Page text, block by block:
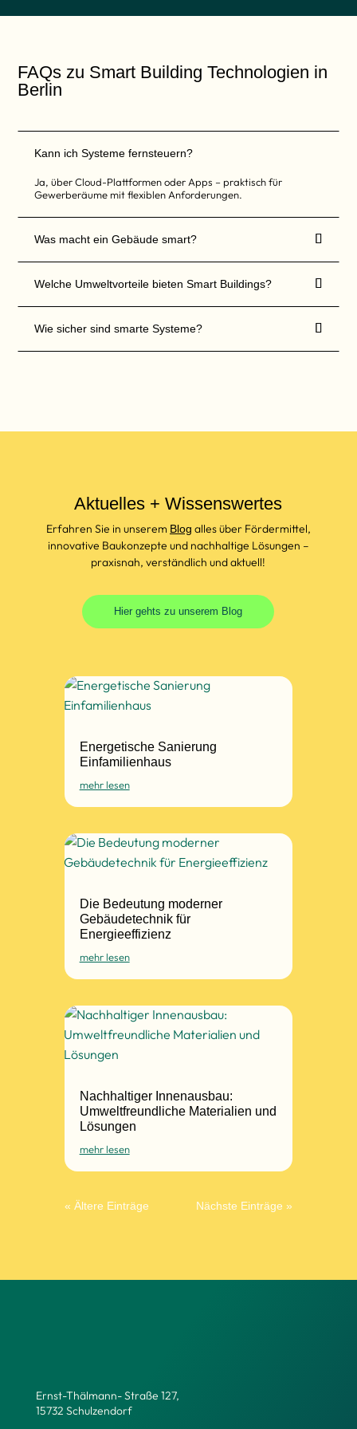
l
l
t
i
h
a
u
s
f
l
t
e
d
n
FAQs zu Smart Building Technologien in
Berlin
Kann ich Systeme fernsteuern?
Ja, über Cloud-Plattformen oder Apps – praktisch für
Gewerberäume mit flexiblen Anforderungen.

Was macht ein Gebäude smart?

Welche Umweltvorteile bieten Smart Buildings?

Wie sicher sind smarte Systeme?
Aktuelles + Wissenswertes
Erfahren Sie in unserem Blog alles über Fördermittel,
innovative Baukonzepte und nachhaltige Lösungen –
praxisnah, verständlich und aktuell!
Hier gehts zu unserem Blog
Energetische Sanierung
Einfamilienhaus
mehr lesen
Die Bedeutung moderner
Gebäudetechnik für
Energieeffizienz
mehr lesen
Nachhaltiger Innenausbau:
Umweltfreundliche Materialien und
Lösungen
mehr lesen
« Ältere Einträge Nächste Einträge »
Ernst-Thälmann- Straße 127,
15732 Schulzendorf